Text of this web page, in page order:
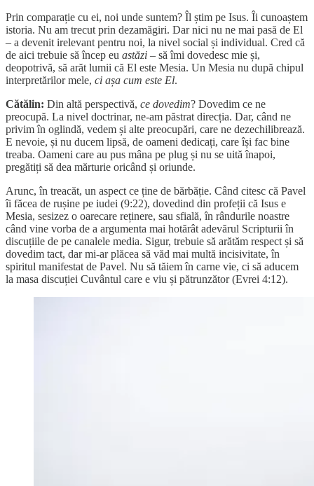
Prin comparație cu ei, noi unde suntem? Îl știm pe Isus. Îi cunoaștem
istoria. Nu am trecut prin dezamăgiri. Dar nici nu ne mai pasă de El
– a devenit irelevant pentru noi, la nivel social și individual. Cred că
de aici trebuie să încep eu astăzi – să îmi dovedesc mie și,
deopotrivă, să arăt lumii că El este Mesia. Un Mesia nu după chipul
interpretărilor mele, ci așa cum este El.
Cătălin: Din altă perspectivă, ce dovedim? Dovedim ce ne
preocupă. La nivel doctrinar, ne-am păstrat direcția. Dar, când ne
privim în oglindă, vedem și alte preocupări, care ne dezechilibrează.
E nevoie, și nu ducem lipsă, de oameni dedicați, care își fac bine
treaba. Oameni care au pus mâna pe plug și nu se uită înapoi,
pregătiți să dea mărturie oricând și oriunde.
Arunc, în treacăt, un aspect ce ține de bărbăție. Când citesc că Pavel
îi făcea de rușine pe iudei (9:22), dovedind din profeții că Isus e
Mesia, sesizez o oarecare reținere, sau sfială, în rândurile noastre
când vine vorba de a argumenta mai hotărât adevărul Scripturii în
discuțiile de pe canalele media. Sigur, trebuie să arătăm respect și să
dovedim tact, dar mi-ar plăcea să văd mai multă incisivitate, în
spiritul manifestat de Pavel. Nu să tăiem în carne vie, ci să aducem
la masa discuției Cuvântul care e viu și pătrunzător (Evrei 4:12).